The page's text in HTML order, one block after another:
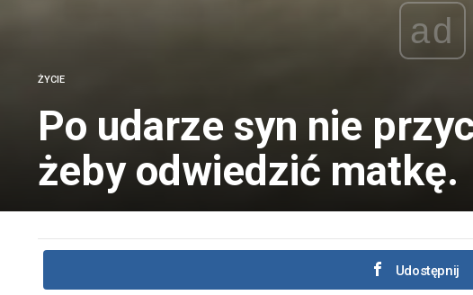
ad
ŻYCIE
Po udarze syn nie
żeby odwiedzić matkę.
Udostępnij